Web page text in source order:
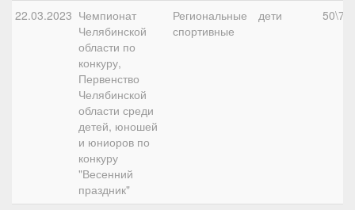
22.03.2023 Чемпионат
Челябинской
области по
конкуру,
Первенство
Челябинской
области среди
детей, юношей
и юниоров по
конкуру
"Весенний
праздник"
Региональные
спортивные
дети